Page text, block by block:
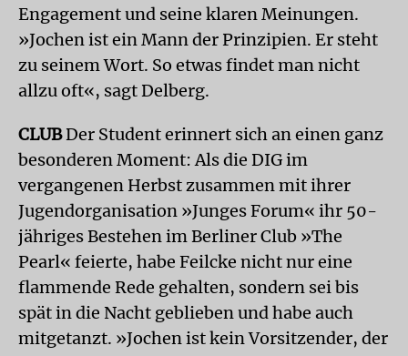
Engagement und seine klaren Meinungen.
»Jochen ist ein Mann der Prinzipien. Er steht
zu seinem Wort. So etwas findet man nicht
allzu oft«, sagt Delberg.
CLUBDer Student erinnert sich an einen ganz
besonderen Moment: Als die DIG im
vergangenen Herbst zusammen mit ihrer
Jugendorganisation »Junges Forum« ihr 50-
jähriges Bestehen im Berliner Club »The
Pearl« feierte, habe Feilcke nicht nur eine
flammende Rede gehalten, sondern sei bis
spät in die Nacht geblieben und habe auch
mitgetanzt. »Jochen ist kein Vorsitzender, der